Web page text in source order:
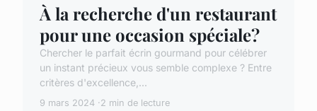
À la recherche d'un restaurant
pour une occasion spéciale?
Chercher le parfait écrin gourmand pour célébrer
un instant précieux vous semble complexe ? Entre
critères d'excellence,...
9 mars 2024 2 min de lecture